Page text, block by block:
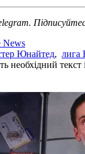
News
Юнайтед, лига
необхідний